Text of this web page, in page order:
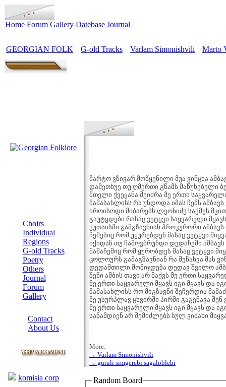
Home Forum Gallery Datebase Journal
GEORGIAN FOLK G-old Tracks Varlam Simonishvili Marto
Choirs
Individual
Regions
G-old Tracks
Poetry
Others
Journal
Forum
Gallery
Contact
About Us
komisia corp
მარტო ვზივარ მოწყენილი მუა ვინცხა
დამეთხუე თუ ღმერთი გწამს მაწუხებელი
მთელი ქვეყანა შეიძრა მე ერთი
მამასახლისს რა უნდოდა იმას ჩემს ამბავს
იროისოდი მიბარებს ლეონიძე საქმეს
გაუტყდები რასაც ვეტყვი საყვარელი
ქუთაისში გამგზავნიან პროკურორი ამბავს
ჩემებიც რომ უყურებდენ მასაც ვეტყვი
იქიდან თუ ჩამოვბრუნდი დედაჩემი ამბავს
მამაჩემიც რომ ყურობდეს მასაც ვეტყვი
ცოლოურს გამაგზავნიან რა მენახვა მას
დედამთილი მომიჯდება დედავ შვილო
შენი ამბის თავი არ მაქვს მე ერთი
მე ერთი საყვარელი მყავს იგი მყავს და
მამასახლისს რო მიგზავნი შეჩერდია
მე უსურპლავ ცხვირში პირში გაგენავა შენ
მე ერთი საყვარელი მყავს იგი მყავს და
სანამდიენ არ შემიძლებს სულ ვიძახი
More:
→ Varlam Simonishvili
→ guruli simgerebi sagaloblebi
Random Board